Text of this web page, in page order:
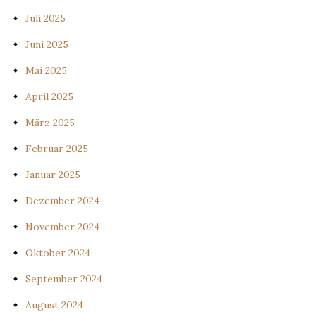
Juli 2025
Juni 2025
Mai 2025
April 2025
März 2025
Februar 2025
Januar 2025
Dezember 2024
November 2024
Oktober 2024
September 2024
August 2024